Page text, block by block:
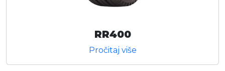
RR400
Pročitaj više